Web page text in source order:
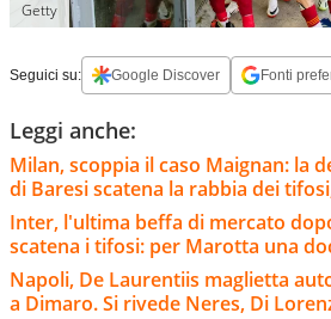
Getty
Seguici su: Google Discover Fonti
Leggi anche:
Milan, scoppia il caso Maignan: la
di Baresi scatena la rabbia dei
Inter, l'ultima beffa di mercato
scatena i tifosi: per Marotta una
Napoli, De Laurentiis maglietta
a Dimaro. Si rivede Neres, Di